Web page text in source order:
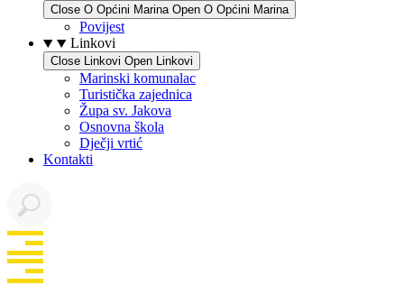
Close O Općini Marina Open O Općini Marina
Povijest
Linkovi
Close Linkovi Open Linkovi
Marinski komunalac
Turistička zajednica
Župa sv. Jakova
Osnovna škola
Dječji vrtić
Kontakti